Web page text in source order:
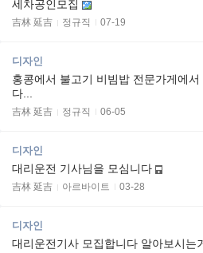
세차공인모집
吉林 延吉 정규직 07-19
디자인
홍콩에서 불고기 비빔밥 전문가게에
다...
吉林 延吉 정규직 06-05
디자인
대리운전 기사님을 모심니다
吉林 延吉 아르바이트 03-28
디자인
대리운전기사 모집합니다 알아보시는